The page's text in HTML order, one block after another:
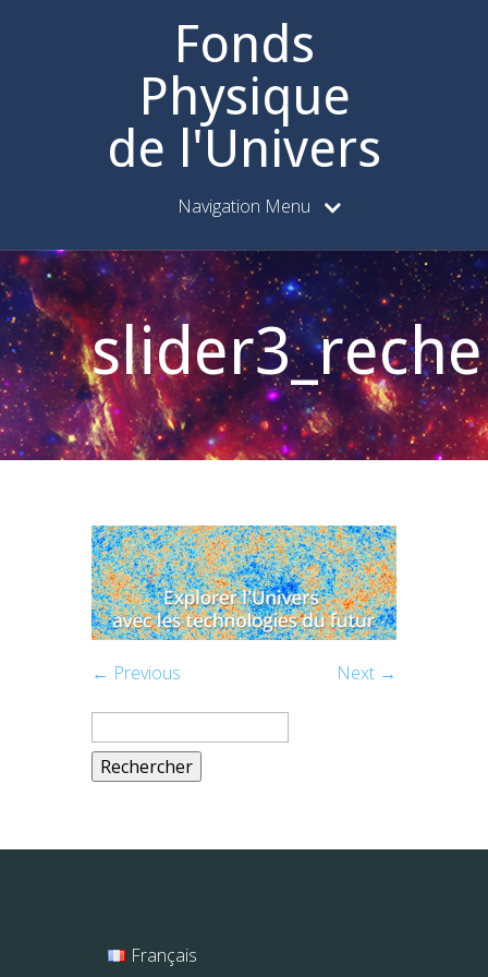
Fonds
Physique
de l'Univers
Navigation Menu
← Previous
Next →
Rechercher :
Français